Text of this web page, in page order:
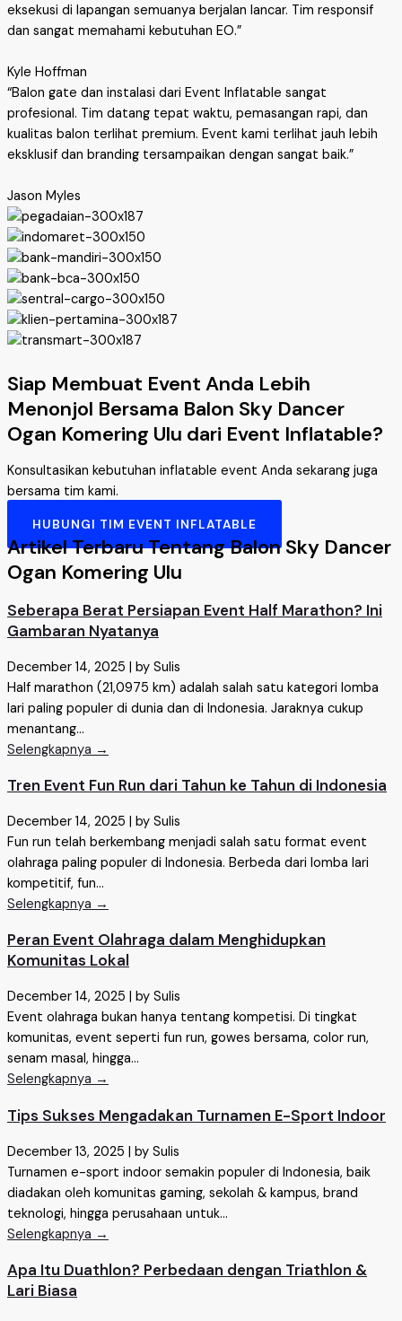
eksekusi di lapangan semuanya berjalan lancar. Tim responsif
dan sangat memahami kebutuhan EO.”
Kyle Hoffman
“Balon gate dan instalasi dari Event Inflatable sangat
profesional. Tim datang tepat waktu, pemasangan rapi, dan
kualitas balon terlihat premium. Event kami terlihat jauh lebih
eksklusif dan branding tersampaikan dengan sangat baik.”
Jason Myles
Siap Membuat Event Anda Lebih
Menonjol Bersama Balon Sky Dancer
Ogan Komering Ulu dari Event Inflatable?
Konsultasikan kebutuhan inflatable event Anda sekarang juga
bersama tim kami.
HUBUNGI TIM EVENT INFLATABLE
Artikel Terbaru Tentang Balon Sky Dancer
Ogan Komering Ulu
Seberapa Berat Persiapan Event Half Marathon? Ini
Gambaran Nyatanya
December 14, 2025
by Sulis
Half marathon (21,0975 km) adalah salah satu kategori lomba
lari paling populer di dunia dan di Indonesia. Jaraknya cukup
menantang...
Selengkapnya →
Tren Event Fun Run dari Tahun ke Tahun di Indonesia
December 14, 2025
by Sulis
Fun run telah berkembang menjadi salah satu format event
olahraga paling populer di Indonesia. Berbeda dari lomba lari
kompetitif, fun...
Selengkapnya →
Peran Event Olahraga dalam Menghidupkan
Komunitas Lokal
December 14, 2025
by Sulis
Event olahraga bukan hanya tentang kompetisi. Di tingkat
komunitas, event seperti fun run, gowes bersama, color run,
senam masal, hingga...
Selengkapnya →
Tips Sukses Mengadakan Turnamen E-Sport Indoor
December 13, 2025 | by Sulis
Turnamen e-sport indoor semakin populer di Indonesia, baik
diadakan oleh komunitas gaming, sekolah & kampus, brand
teknologi, hingga perusahaan untuk...
Selengkapnya →
Apa Itu Duathlon? Perbedaan dengan Triathlon &
Lari Biasa